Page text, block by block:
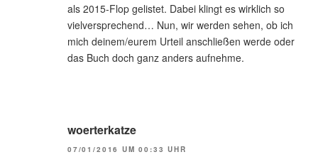
als 2015-Flop gelistet. Dabei klingt es wirklich so
vielversprechend… Nun, wir werden sehen, ob ich
mich deinem/eurem Urteil anschließen werde oder
das Buch doch ganz anders aufnehme.
woerterkatze
07/01/2016 UM 00:33 UHR